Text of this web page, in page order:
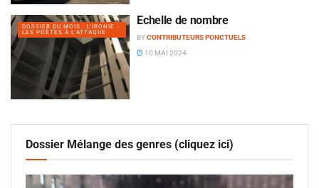
DOSSIER DU MOIS : L'IRONIE -
LES POÈTES À L'ATTAQUE
Échelle de nombre
BYCONTRIBUTEURS PONCTUELS
10 MAI 2024
Dossier Mélange des genres (cliquez ici)